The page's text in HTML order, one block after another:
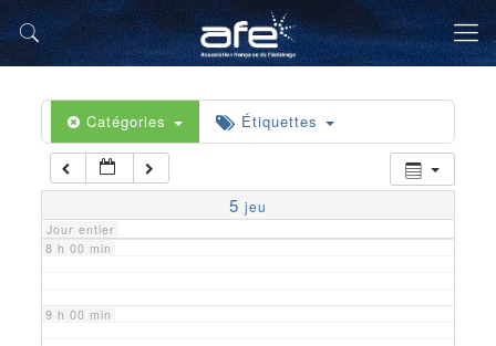
Catégories Étiquettes
5 jeu
Jour entier
5 h 00 min
6 h 00 min
7 h 00 min
8 h 00 min
9 h 00 min